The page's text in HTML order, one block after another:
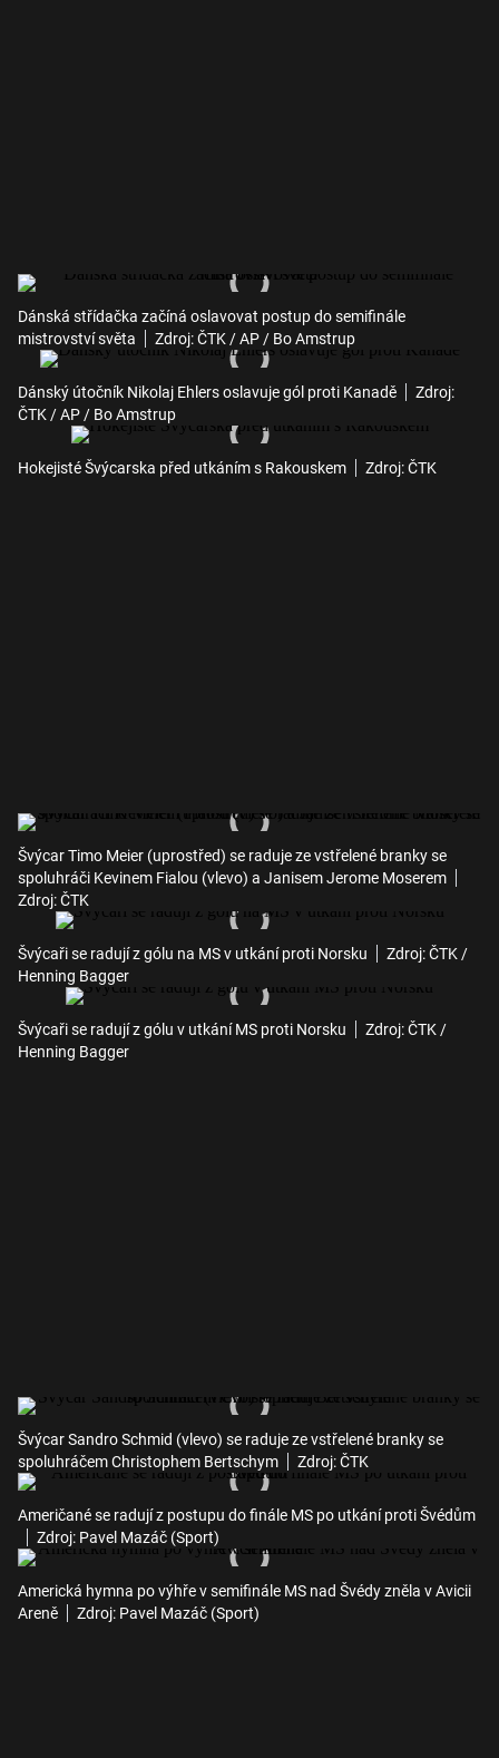
Dánská střídačka začíná oslavovat postup do semifinále
mistrovství světa
Zdroj: ČTK / AP / Bo Amstrup
Dánský útočník Nikolaj Ehlers oslavuje gól proti Kanadě
Zdroj:
ČTK / AP / Bo Amstrup
Hokejisté Švýcarska před utkáním s Rakouskem Zdroj: ČTK
Švýcar Timo Meier (uprostřed) se raduje ze vstřelené branky se
spoluhráči Kevinem Fialou (vlevo) a Janisem Jerome Moserem
Zdroj: ČTK
Švýcaři se radují z gólu na MS v utkání proti Norsku
Zdroj: ČTK /
Henning Bagger
Švýcaři se radují z gólu v utkání MS proti Norsku
Zdroj: ČTK /
Henning Bagger
Švýcar Sandro Schmid (vlevo) se raduje ze vstřelené branky se
spoluhráčem Christophem Bertschym
Zdroj: ČTK
Američané se radují z postupu do finále MS po utkání proti Švédům
Zdroj: Pavel Mazáč (Sport)
Americká hymna po výhře v semifinále MS nad Švédy zněla v Avicii
Areně
Zdroj: Pavel Mazáč (Sport)